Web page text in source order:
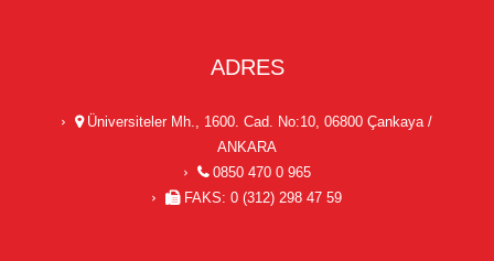
ADRES
Üniversiteler Mh., 1600. Cad. No:10, 06800 Çankaya /
ANKARA
0850 470 0 965
FAKS: 0 (312) 298 47 59